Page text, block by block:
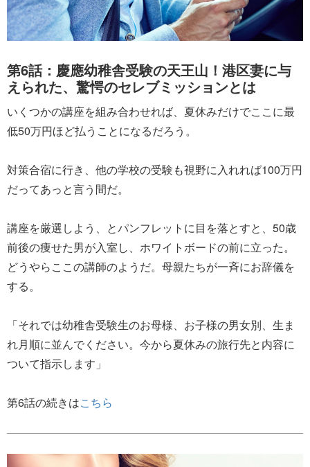
第6話：慶應幼稚舎受験の天王山！港区妻に与
えられた、驚愕のセレブミッションとは
いくつかの講座を組み合わせれば、夏休みだけでここに最
低50万円ほど払うことになるだろう。
対策合宿に行き、他の学校の受験も視野に入れれば100万円
だってあっと言う間だ。
講座を厳選しよう、とパンフレットに目を落とすと、50歳
前後の痩せた男が入室し、ホワイトボードの前に立った。
どうやらここの講師のようだ。母親たちが一斉にお辞儀を
する。
「それでは幼稚舎受験生のお母様、お子様の男女別、生ま
れ月順に並んでください。今から夏休みの旅行先と内容に
ついて指示します」
第6話の続きはこちら